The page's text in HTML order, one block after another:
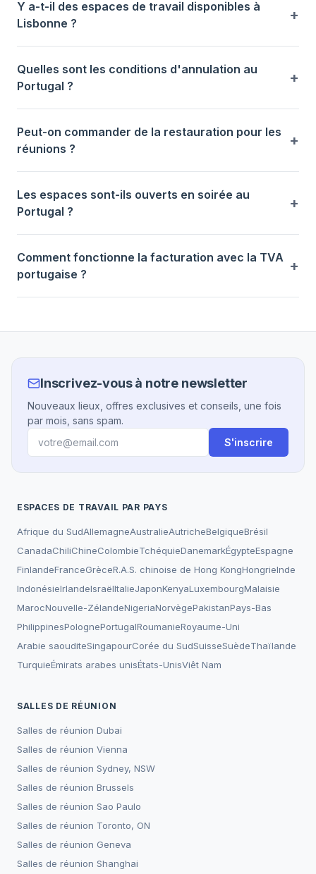
Y a-t-il des espaces de travail disponibles à
Lisbonne ?
Quelles sont les conditions d'annulation au
Portugal ?
Peut-on commander de la restauration pour les
réunions ?
Les espaces sont-ils ouverts en soirée au
Portugal ?
Comment fonctionne la facturation avec la TVA
portugaise ?
Inscrivez-vous à notre newsletter
Nouveaux lieux, offres exclusives et conseils, une fois
par mois, sans spam.
S'inscrire
ESPACES DE TRAVAIL PAR PAYS
Afrique du SudAllemagneAustralieAutricheBelgiqueBrésil
CanadaChiliChineColombieTchéquieDanemarkÉgypteEspagne
FinlandeFranceGrèceR.A.S. chinoise de Hong KongHongrieInde
IndonésieIrlandeIsraëlItalieJaponKenyaLuxembourgMalaisie
MarocNouvelle-ZélandeNigeriaNorvègePakistanPays-Bas
PhilippinesPolognePortugalRoumanieRoyaume-Uni
Arabie saouditeSingapourCorée du SudSuisseSuèdeThaïlande
TurquieÉmirats arabes unisÉtats-UnisViêt Nam
SALLES DE RÉUNION
Salles de réunion Dubai
Salles de réunion Vienna
Salles de réunion Sydney, NSW
Salles de réunion Brussels
Salles de réunion Sao Paulo
Salles de réunion Toronto, ON
Salles de réunion Geneva
Salles de réunion Shanghai